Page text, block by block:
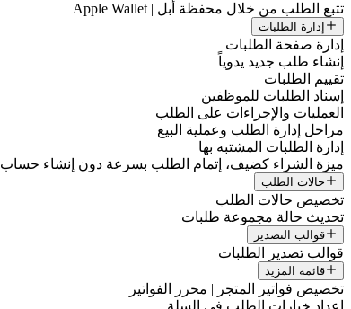
تتبع الطلب من خلال محفظة أبل | Apple Wallet
إدارة الطلبات
إدارة صفحة الطلبات
إنشاء طلب جديد يدوياً
تقييم الطلبات
إسناد الطلبات للموظفين
العمليات والإجراءات على الطلب
مراحل إدارة الطلب وعملية البيع
إدارة الطلبات المشتبه بها
ميزة الشراء كضيف، إتمام الطلب بسرعة دون إنشاء حساب
حالات الطلب
تخصيص حالات الطلب
تحديث حالة مجموعة طلبات
قوالب التصدير
قوالب تصدير الطلبات
قائمة المزيد
تخصيص فواتير المتجر | محرر الفواتير
إعداد خيارات الطلب في السلة